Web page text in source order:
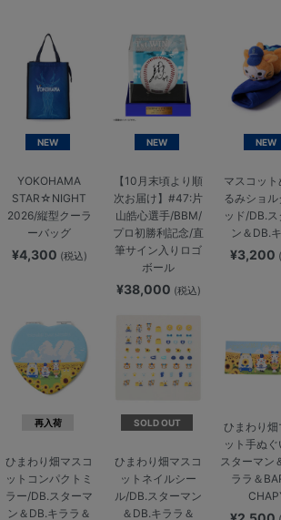
NEW
YOKOHAMA
STAR☆NIGHT
2026/縦型クーラ
ーバッグ
¥4,300 (税込)
NEW
【10月末頃より順
次お届け】#47:片
山皓心選手/BBM/
プロ初勝利記念/直
筆サイン入りロゴ
ボール
¥38,000 (税込)
NEW
マスコット
るみショ
ッド/DB.ス
ン＆DB.
¥3,200
再入荷
ひまわり畑マスコ
ットコンパクトミ
ラー/DB.スターマ
ン＆DB.キララ＆
SOLD OUT
ひまわり畑マスコ
ットネイルシー
ル/DB.スターマン
＆DB.キララ＆
ひまわり畑
ット手ぬ
スターマン
ララ＆